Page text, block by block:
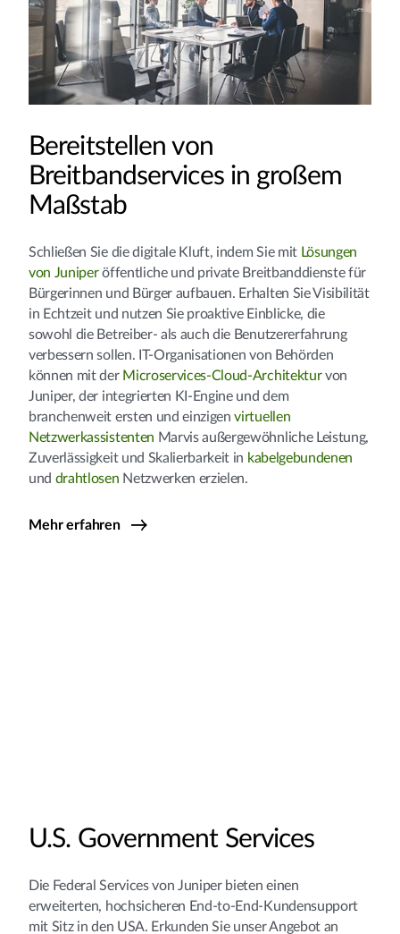
Bereitstellen von
Breitbandservices in großem
Maßstab
Schließen Sie die digitale Kluft, indem Sie mit Lösungen
von Juniperöffentliche und private Breitbanddienste für
Bürgerinnen und Bürger aufbauen. Erhalten Sie Visibilität
in Echtzeit und nutzen Sie proaktive Einblicke, die
sowohl die Betreiber- als auch die Benutzererfahrung
verbessern sollen. IT-Organisationen von Behörden
können mit der Microservices-Cloud-Architekturvon
Juniper, der integrierten KI-Engine und dem
branchenweit ersten und einzigenvirtuellen
Netzwerkassistenten Marvis außergewöhnliche Leistung,
Zuverlässigkeit und Skalierbarkeit in kabelgebundenen
und drahtlosen Netzwerken erzielen.
Mehr erfahren
U.S. Government Services
Die Federal Services von Juniper bieten einen
erweiterten, hochsicheren End-to-End-Kundensupport
mit Sitz in den USA. Erkunden Sie unser Angebot an